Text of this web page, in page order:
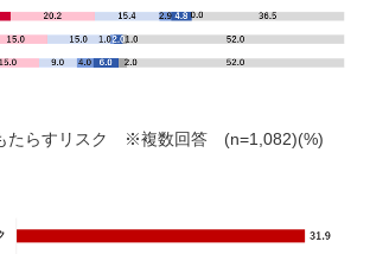
たらすリスク ※複数回答 (n=1,082)(%)